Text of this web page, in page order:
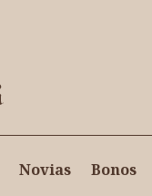
Novias Bonos